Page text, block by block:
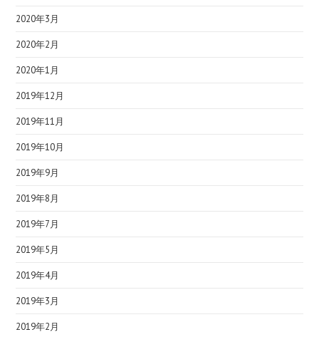
2020年3月
2020年2月
2020年1月
2019年12月
2019年11月
2019年10月
2019年9月
2019年8月
2019年7月
2019年5月
2019年4月
2019年3月
2019年2月